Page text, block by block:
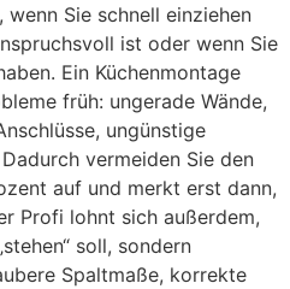
Sie schnell einziehen
ist oder wenn Sie
Ein Küchenmontage
früh: ungerade Wände,
ungünstige
vermeiden Sie den
auf und merkt erst dann,
Profi lohnt sich außerdem,
soll, sondern
Spaltmaße, korrekte